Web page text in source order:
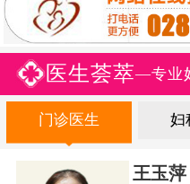
医生荟萃—专业
门诊医生 妇
王玉萍